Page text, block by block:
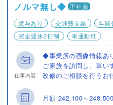
ノルマ無し◆ 正社員
賞与あり
交通費支給 年間
完全週休2日制
車通勤可
仕事内容
◆事業所の画像情報あ
ご家族を訪問し、車い
改修のご相談を行うお
月額 242,100～